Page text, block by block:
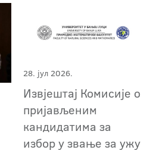
28. јул 2026.
Извјештај Комисије о
пријављеним
кандидатима за
избор у звање за ужу